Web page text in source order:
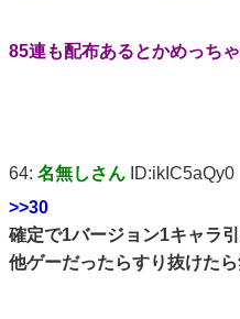
85連も配布あるとかめっち
64: 名無しさん ID:ikIC5aQy0
>>30
確定で1バージョン1キャラ
他ゲーだったらすり抜けた